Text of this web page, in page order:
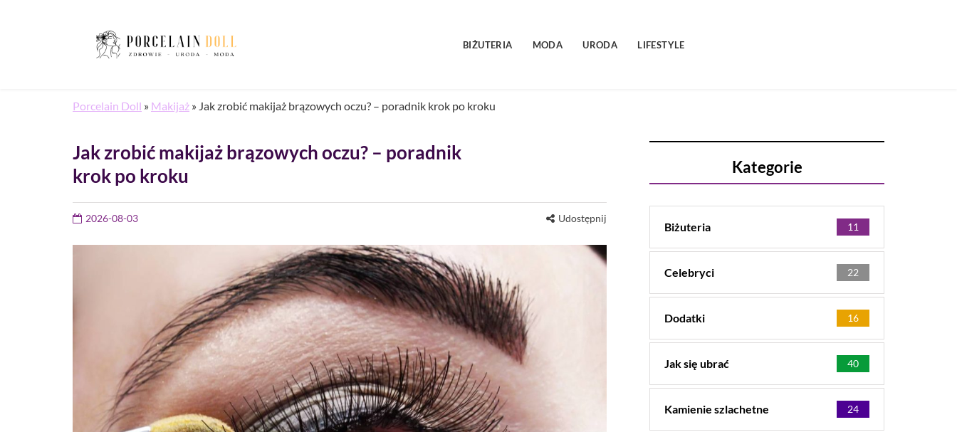
BIŻUTERIA MODA URODA LIFESTYLE
Porcelain Doll » Makijaż » Jak zrobić makijaż brązowych oczu? – poradnik krok po kroku
Jak zrobić makijaż brązowych oczu? – poradnik
krok po kroku
2026-08-03 Udostępnij
Kategorie
Biżuteria 11
Celebryci 22
Dodatki 16
Jak się ubrać 40
Kamienie szlachetne 24